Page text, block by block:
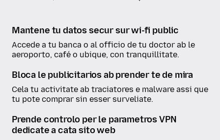
Mantene tu datos secur sur wi-fi public
Accede a tu banca o al officio de tu doctor ab le
aeroporto, café o ubique, con tranquillitate.
Bloca le publicitarios ab prender te de mira
Cela tu activitate ab traciatores e malware assi que
tu pote comprar sin esser surveliate.
Prende controlo per le parametros VPN
dedicate a cata sito web